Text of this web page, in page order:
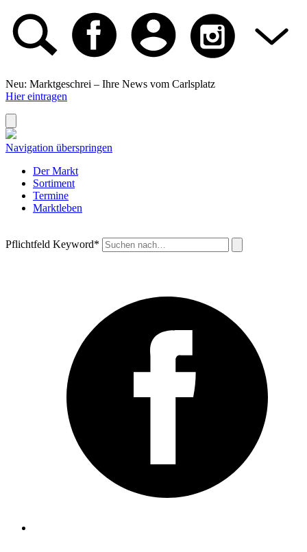
Neu: Marktgeschrei – Ihre News vom Carlsplatz
Hier eintragen
Navigation überspringen
Der Markt
Sortiment
Termine
Marktleben
Pflichtfeld Keyword*